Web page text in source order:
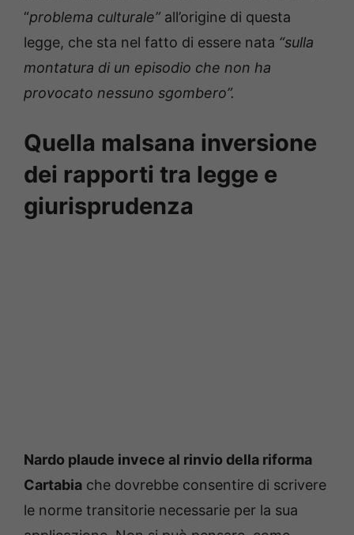
“problema culturale” all’origine di questa
legge, che sta nel fatto di essere nata “sulla
montatura di un episodio che non ha
provocato nessuno sgombero”.
Quella malsana inversione
dei rapporti tra legge e
giurisprudenza
Nardo plaude invece al rinvio della riforma
Cartabia che dovrebbe consentire di scrivere
le norme transitorie necessarie per la sua